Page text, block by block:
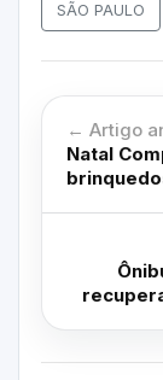
SÃO PAULO
← Artigo
Natal